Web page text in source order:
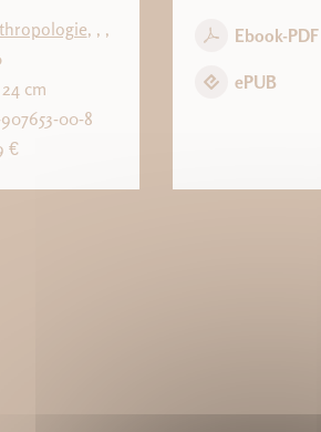
, , ,
cm
00-8
€
Ebook-PDF
ePUB